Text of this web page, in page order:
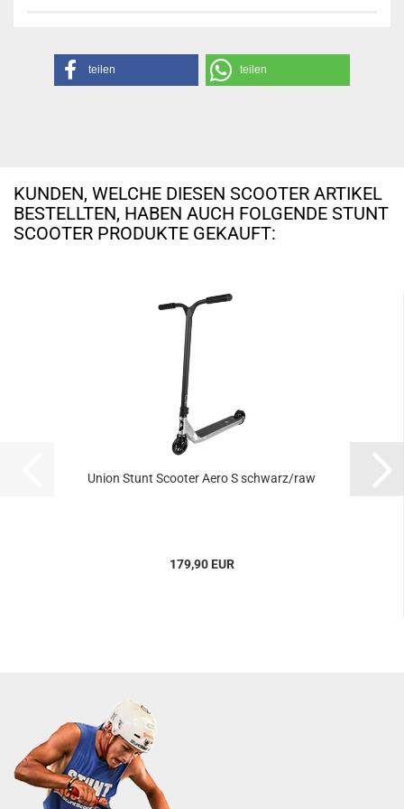
teilen teilen
KUNDEN, WELCHE DIESEN SCOOTER ARTIKEL
BESTELLTEN, HABEN AUCH FOLGENDE STUNT
SCOOTER PRODUKTE GEKAUFT:
Union Stunt Scooter Aero S schwarz/raw
179,90 EUR